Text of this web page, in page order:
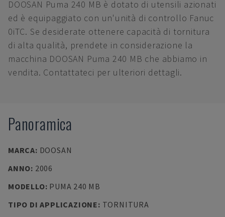
DOOSAN Puma 240 MB è dotato di utensili azionati
ed è equipaggiato con un'unità di controllo Fanuc
0iTC. Se desiderate ottenere capacità di tornitura
di alta qualità, prendete in considerazione la
macchina DOOSAN Puma 240 MB che abbiamo in
vendita. Contattateci per ulteriori dettagli.
Panoramica
MARCA: DOOSAN
ANNO: 2006
MODELLO: PUMA 240 MB
TIPO DI APPLICAZIONE: TORNITURA